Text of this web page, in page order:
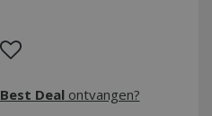
Best Dealontvangen?